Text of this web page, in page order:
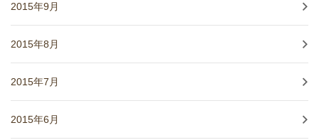
2015年9月
2015年8月
2015年7月
2015年6月